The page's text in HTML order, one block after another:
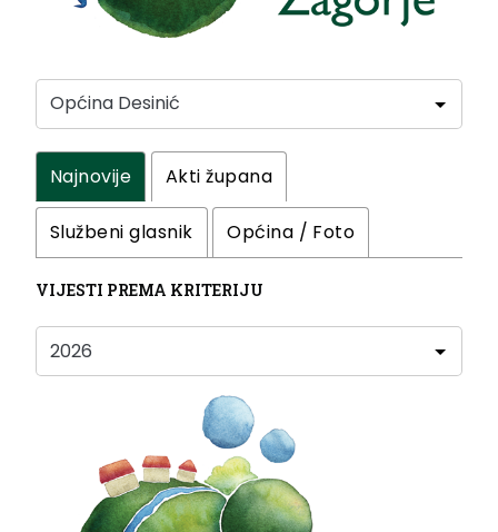
Najnovije Akti župana
Službeni glasnik Općina / Foto
VIJESTI PREMA KRITERIJU